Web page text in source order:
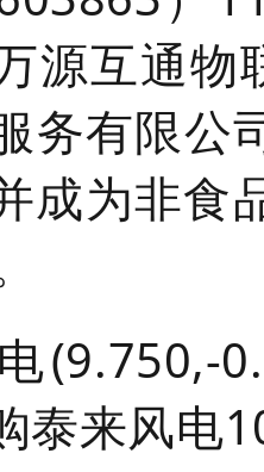
源互通物
务有限公
成为非食
(9.750,-
泰来风电